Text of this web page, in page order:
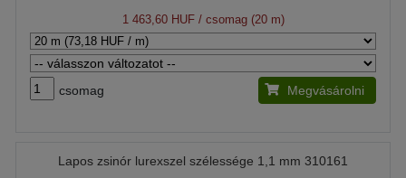
1 463,60 HUF/ csomag (20 m)
csomag Megvásárolni
Lapos zsinór lurexszel szélessége 1,1 mm 310161